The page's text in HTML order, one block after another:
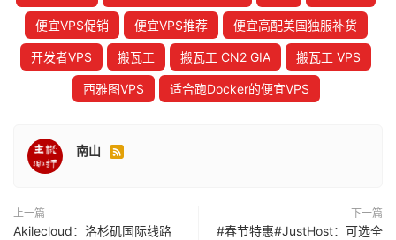
便宜VPS促销 便宜VPS推荐 便宜高配美国独服补货
开发者VPS 搬瓦工 搬瓦工 CN2 GIA 搬瓦工 VPS
西雅图VPS 适合跑Docker的便宜VPS
南山 
上一篇
Akilecloud：洛杉矶国际线路
下一篇
#春节特惠#JustHost：可选全